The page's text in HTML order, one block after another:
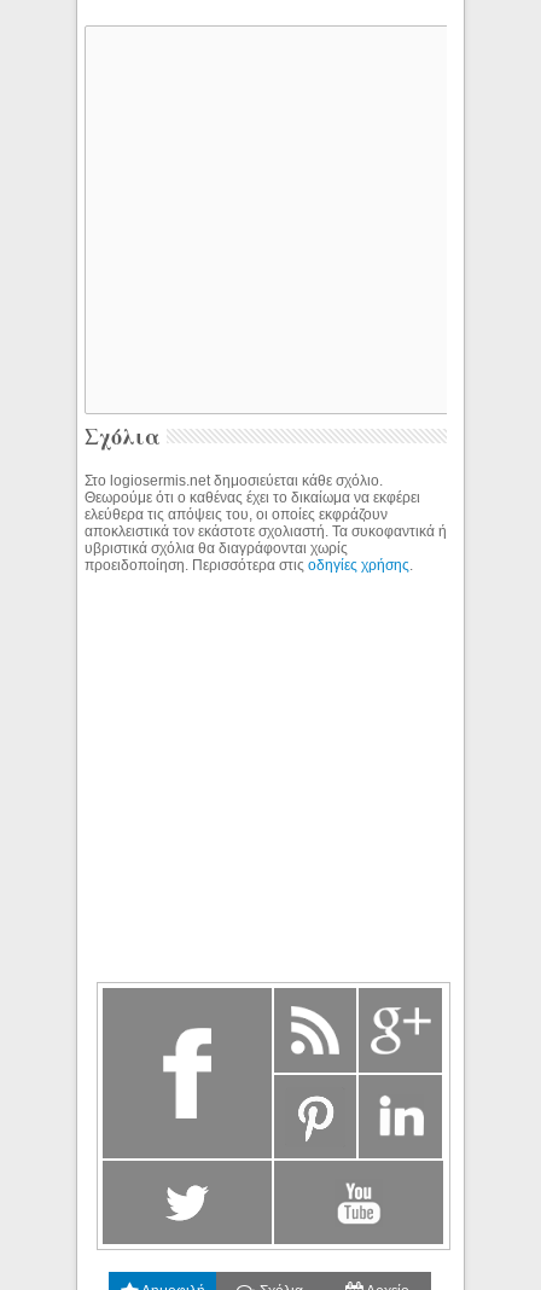
Σχόλια
Στο logiosermis.net δημοσιεύεται κάθε σχόλιο.
Θεωρούμε ότι ο καθένας έχει το δικαίωμα να εκφέρει
ελεύθερα τις απόψεις του, οι οποίες εκφράζουν
αποκλειστικά τον εκάστοτε σχολιαστή. Τα συκοφαντικά ή
υβριστικά σχόλια θα διαγράφονται χωρίς
προειδοποίηση. Περισσότερα στιςοδηγίες χρήσης